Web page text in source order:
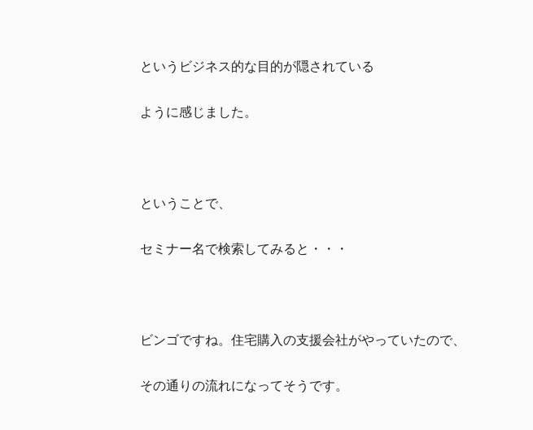
というビジネス的な目的が隠されている
ように感じました。
ということで、
セミナー名で検索してみると・・・
ビンゴですね。住宅購入の支援会社がやっていたので、
その通りの流れになってそうです。